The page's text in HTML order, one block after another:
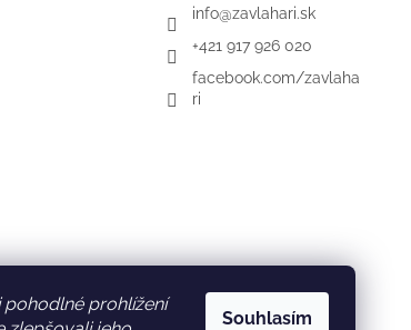
prohlížení
Souhlasím
info@zavlahari.sk
+421 917 926 020
facebook.com/zavlaha
ri
DE